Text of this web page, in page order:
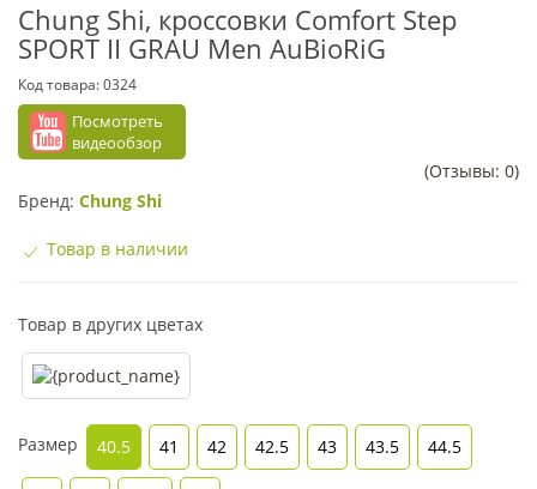
Chung Shi, кроссовки Comfort Step
SPORT II GRAU Men AuBioRiG
Код товара:0324
Посмотреть
видеообзор
(Отзывы: 0)
Бренд: Chung Shi
Товар в наличии
Товар в других цветах
Размер 40.5 41 42 42.5 43 43.5 44.5